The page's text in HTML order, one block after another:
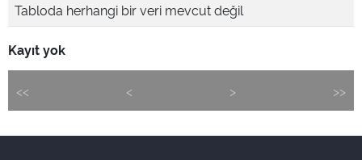
Tabloda herhangi bir veri mevcut değil
Kayıt yok
<< < > >>